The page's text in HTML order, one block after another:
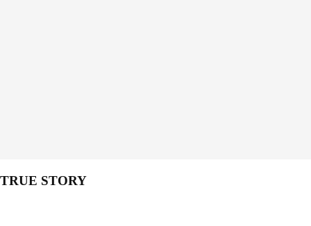
TRUE STORY